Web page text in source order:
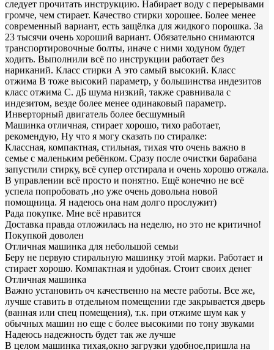
следует прочитать инструкцию. Набирает воду с перерывами
громче, чем стирает. Качество стирки хорошее. Более менее
современный вариант, есть защёлка для жидкого порошка. За
23 тысячи очень хороший вариант. Обязательно снимаются
транспортировочные болты, иначе с ними ходуном будет
ходить. Выполнили всё по инструкции работает без
нариканий. Класс стирки А это самый высокий. Класс
отжима В тоже высокий параметр, у большинства индезитов
класс отжима С. дБ шума низкий, также сравнивала с
индезитом, везде более менее одинаковый параметр.
Инверторный двигатель более бесшумный
Машинка отличная, стирает хорошо, тихо работает,
рекомендую, Ну что я могу сказать по стиралке:
Классная, компактная, стильная, тихая что очень важно в
семье с маленьким ребёнком. Сразу после очистки барабана
запустили стирку, всё супер отстирала и очень хорошо отжала.
В управлении всё просто и понятно. Ещё конечно не всё
успела попробовать ,но уже очень довольна новой
помощница. Я надеюсь она нам долго прослужит)
Рада покупке. Мне всё нравится
Доставка правда отложилась на неделю, но это не критично!
Покупкой доволен
Отличная машинка для небольшой семьи
Беру не первую стиральную машинку этой марки. Работает и
стирает хорошо. Компактная и удобная. Стоит своих денег
Отличная машинка
Важно установить оч качественно на месте работы. Все же,
лучше ставить в отдельном помещении где закрывается дверь
(ванная или спец помещения), т.к. при отжиме шум как у
обычных машин но еще с более высокими по тону звуками
Надеюсь надежность будет так же лучше
В целом машинка тихая,окно загрузки удобное,пришла на